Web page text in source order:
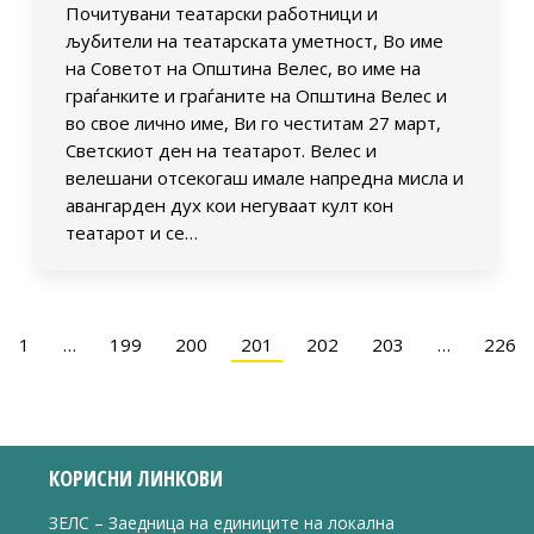
Почитувани театарски работници и
љубители на театарската уметност, Во име
на Советот на Општина Велес, во име на
граѓанките и граѓаните на Општина Велес и
во свое лично име, Ви го честитам 27 март,
Светскиот ден на театарот. Велес и
велешани отсекогаш имале напредна мисла и
авангарден дух кои негуваат култ кон
театарот и се…
1 … 199 200 201 202 203 … 226
КОРИСНИ ЛИНКОВИ
ЗЕЛС – Заедница на единиците на локална